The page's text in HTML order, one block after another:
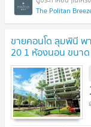
The Politan
ขายคอนโด ลุมพินี พ
20 1 ห้องนอน ขนา